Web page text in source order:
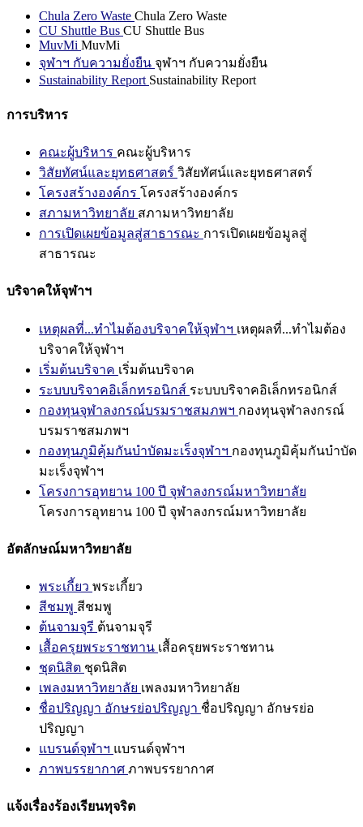
Chula Zero Waste Chula Zero Waste
CU Shuttle Bus CU Shuttle Bus
MuvMi MuvMi
จุฬาฯ กับความยั่งยืน จุฬาฯ กับความยั่งยืน
Sustainability Report Sustainability Report
การบริหาร
คณะผู้บริหาร คณะผู้บริหาร
วิสัยทัศน์และยุทธศาสตร์ วิสัยทัศน์และยุทธศาสตร์
โครงสร้างองค์กร โครงสร้างองค์กร
สภามหาวิทยาลัย สภามหาวิทยาลัย
การเปิดเผยข้อมูลสู่สาธารณะ การเปิดเผยข้อมูลสู่
สาธารณะ
บริจาคให้จุฬาฯ
เหตุผลที่...ทำไมต้องบริจาคให้จุฬาฯ เหตุผลที่...ทำไมต้อง
บริจาคให้จุฬาฯ
เริ่มต้นบริจาค เริ่มต้นบริจาค
ระบบบริจาคอิเล็กทรอนิกส์ ระบบบริจาคอิเล็กทรอนิกส์
กองทุนจุฬาลงกรณ์บรมราชสมภพฯ กองทุนจุฬาลงกรณ์
บรมราชสมภพฯ
กองทุนภูมิคุ้มกันบำบัดมะเร็งจุฬาฯ กองทุนภูมิคุ้มกันบำบัด
มะเร็งจุฬาฯ
โครงการอุทยาน 100 ปี จุฬาลงกรณ์มหาวิทยาลัย
โครงการอุทยาน 100 ปี จุฬาลงกรณ์มหาวิทยาลัย
อัตลักษณ์มหาวิทยาลัย
พระเกี้ยว พระเกี้ยว
สีชมพู สีชมพู
ต้นจามจุรี ต้นจามจุรี
เสื้อครุยพระราชทาน เสื้อครุยพระราชทาน
ชุดนิสิต ชุดนิสิต
เพลงมหาวิทยาลัย เพลงมหาวิทยาลัย
ชื่อปริญญา อักษรย่อปริญญา ชื่อปริญญา อักษรย่อ
ปริญญา
แบรนด์จุฬาฯ แบรนด์จุฬาฯ
ภาพบรรยากาศ ภาพบรรยากาศ
แจ้งเรื่องร้องเรียนทุจริต